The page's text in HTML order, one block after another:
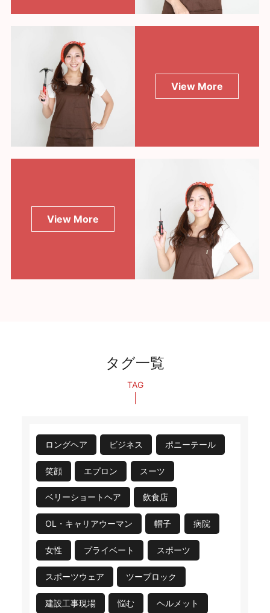
View More
View More
タグ一覧
TAG
ロングヘア ビジネス ポニーテール
笑顔 エプロン スーツ
ベリーショートヘア 飲食店
OL・キャリアウーマン 帽子 病院
女性 プライベート スポーツ
スポーツウェア ツーブロック
建設工事現場 悩む ヘルメット